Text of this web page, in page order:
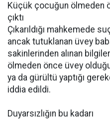
Küçük çocuğun ölmeden
çıktı
Çıkarıldığı mahkemede
ancak tutuklanan üvey
sakinlerinden alınan
ölmeden önce üvey olduğu
ya da gürültü yaptığı
iddia edildi.
Duyarsızlığın bu kadarı